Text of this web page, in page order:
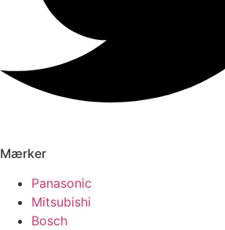
Mærker
Panasonic
Mitsubishi
Bosch